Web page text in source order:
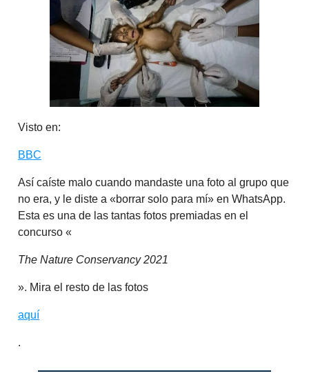
Visto en:
BBC
Así caíste malo cuando mandaste una foto al grupo que
no era, y le diste a «borrar solo para mí» en WhatsApp.
Esta es una de las tantas fotos premiadas en el
concurso «
The Nature Conservancy 2021
». Mira el resto de las fotos
aquí
.